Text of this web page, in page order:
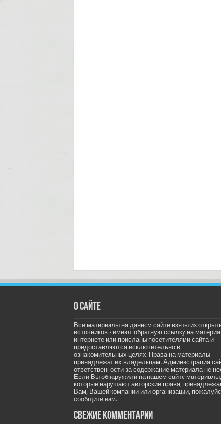
О сайте
Все материалы на данном сайте взяты из
источников - имеют обратную ссылку на
интернете или присланы посетителями сайта и
предоставляются исключительно в
ознакомительных целях. Права на материалы
принадлежат их владельцам. Администрация
ответственности за содержание материала не
Если Вы обнаружили на нашем сайте материалы,
которые нарушают авторские права,
Вам, Вашей компании или организации,
сообщите нам.
Свежие комментарии